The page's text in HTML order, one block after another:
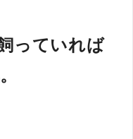
っていれば